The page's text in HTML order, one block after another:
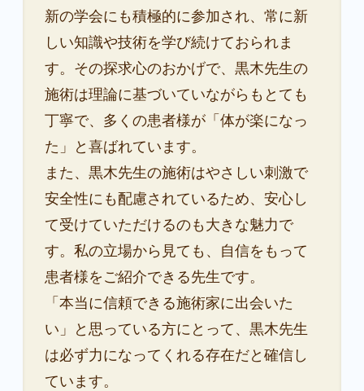
新の学会にも積極的に参加され、常に新
しい知識や技術を学び続けておられま
す。その探求心のおかげで、黒木先生の
施術は理論に基づいていながらもとても
丁寧で、多くの患者様が「体が楽になっ
た」と喜ばれています。
また、黒木先生の施術はやさしい刺激で
安全性にも配慮されているため、安心し
て受けていただけるのも大きな魅力で
す。私の立場から見ても、自信をもって
患者様をご紹介できる先生です。
「本当に信頼できる施術家に出会いた
い」と思っている方にとって、黒木先生
は必ず力になってくれる存在だと確信し
ています。